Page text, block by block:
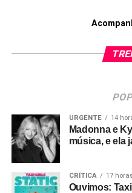
URGENTE 14
Madonna e
música, e ela
CRÍTICA 17
Ouvimos: